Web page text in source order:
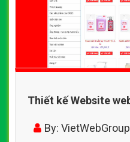
Thiết kế Website
tay sát khuẩn y tế
By: